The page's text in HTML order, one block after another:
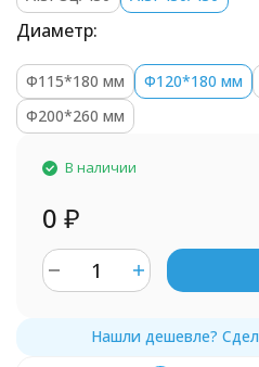
Диаметр:
Ф115*180 мм Ф120*180 мм
Ф200*260 мм
В наличии
0 ₽